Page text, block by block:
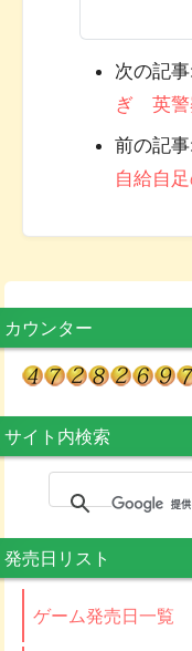
次の記
ぎ 英警
前の記
自給自
カウンター
サイト内検索
発売日リスト
ゲーム発売日一覧